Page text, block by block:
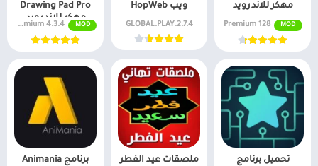
مهكر للاندرويد
MOD
128 Premium
ويب HopWeb
2.7.4.GLOBAL.PLAY
Drawing Pad Pro
مهكر للاندرويد
MOD
4.3.4 Premium
تحميل برنامج
ملصقات عيد الفطر
برنامج Animania